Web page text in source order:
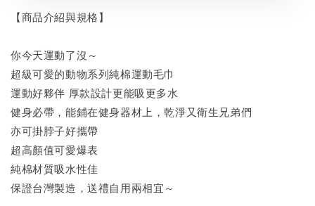
【商品介紹與規格】
你今天運動了沒～
超級可愛的動物系列純棉運動毛巾
運動好夥伴 厚款設計更能吸更多水
健身必帶，能鋪在健身器材上，乾淨又衛生兄弟們
亦可掛脖子好攜帶
超高顏值可愛爆表
純棉材質吸水性佳
保證台灣製造，送禮自用兩相宜～